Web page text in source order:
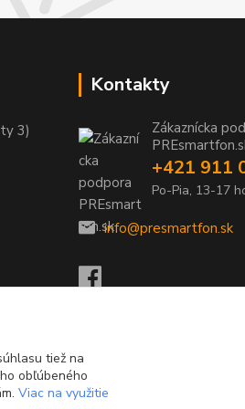
3)
Kontakty
Zákaznícka
+421 911
Po-Pia, 13-17
info@presmartfon.sk
tiež na
obľúbeného
Viac na využitie